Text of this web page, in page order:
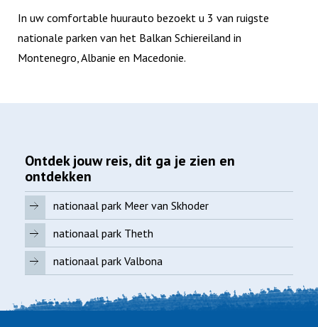
In uw comfortable huurauto bezoekt u 3 van ruigste
nationale parken van het Balkan Schiereiland in
Montenegro, Albanie en Macedonie.
Ontdek jouw reis, dit ga je zien en
ontdekken
nationaal park Meer van Skhoder
nationaal park Theth
nationaal park Valbona